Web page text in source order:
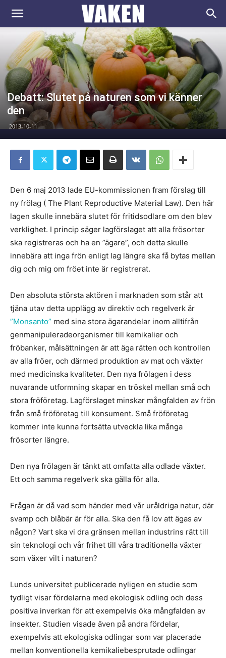
VAKEN.se
Debatt: Slutet på naturen som vi känner
den
2013-10-11
Den 6 maj 2013 lade EU-kommissionen fram förslag till
ny frölag ( The Plant Reproductive Material Law). Den här
lagen skulle innebära slutet för fritidsodlare om den blev
verklighet. I princip säger lagförslaget att alla frösorter
ska registreras och ha en ”ägare”, och detta skulle
innebära att inga frön enligt lag längre ska få bytas mellan
dig och mig om fröet inte är registrerat.
Den absoluta största aktören i marknaden som står att
tjäna utav detta upplägg av direktiv och regelverk är
”Monsanto” med sina stora ägarandelar inom alltifrån
genmanipuleradeorganismer till kemikalier och
fröbanker, målsättningen är att äga rätten och kontrollen
av alla fröer, och därmed produktion av mat och växter
med medicinska kvaliteter. Den nya frölagen i dess
nuvarande utformning skapar en tröskel mellan små och
stora fröföretag. Lagförslaget minskar mångfalden av frön
från små fröföretag till konsument. Små fröföretag
kommer inte kunna fortsätta utveckla lika många
frösorter längre.
Den nya frölagen är tänkt att omfatta alla odlade växter.
Ett och samma regelverk ska gälla för alla.
Frågan är då vad som händer med vår uråldriga natur, där
svamp och blåbär är för alla. Ska den få lov att ägas av
någon? Vart ska vi dra gränsen mellan industrins rätt till
sin teknologi och vår frihet till våra traditionella växter
som växer vilt i naturen?
Lunds universitet publicerade nyligen en studie som
tydligt visar fördelarna med ekologisk odling och dess
positiva inverkan för att exempelvis öka mångfalden av
insekter. Studien visade även på andra fördelar,
exempelvis att ekologiska odlingar som var placerade
mellan konventionella kemikaliebesprutade odlingar